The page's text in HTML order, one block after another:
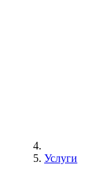
Услуги